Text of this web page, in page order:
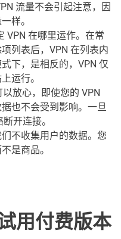
流量不会引起注意，因
样。
VPN 在哪里运作。在常
列表后，VPN 在列表内
下，是相反的，VPN 仅
运行。
放心，即使您的 VPN
也不会受到影响。一旦
开连接。
不收集用户的数据。您
是商品。
用付费版本